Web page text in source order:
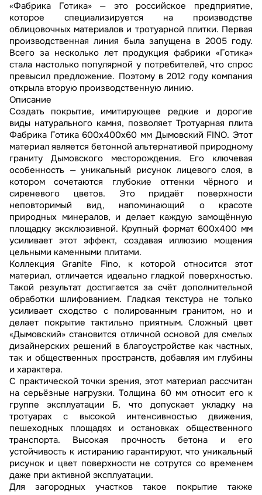
«Фабрика Готика» — это российское предприятие,
которое специализируется на производстве
облицовочных материалов и тротуарной плитки. Первая
производственная линия была запущена в 2005 году.
Всего за несколько лет продукция фабрики «Готика»
стала настолько популярной у потребителей, что спрос
превысил предложение. Поэтому в 2012 году компания
открыла вторую производственную линию.
Описание
Создать покрытие, имитирующее редкие и дорогие
виды натурального камня, позволяет Тротуарная плита
Фабрика Готика 600х400х60 мм Дымовский FINO. Этот
материал является бетонной альтернативой природному
граниту Дымовского месторождения. Его ключевая
особенность — уникальный рисунок лицевого слоя, в
котором сочетаются глубокие оттенки чёрного и
сиреневого цветов. Это придаёт поверхности
неповторимый вид, напоминающий о красоте
природных минералов, и делает каждую замощённую
площадку эксклюзивной. Крупный формат 600х400 мм
усиливает этот эффект, создавая иллюзию мощения
цельными каменными плитами.
Коллекция Granite Fino, к которой относится этот
материал, отличается идеально гладкой поверхностью.
Такой результат достигается за счёт дополнительной
обработки шлифованием. Гладкая текстура не только
усиливает сходство с полированным гранитом, но и
делает покрытие тактильно приятным. Сложный цвет
«Дымовский» становится отличной основой для смелых
дизайнерских решений в благоустройстве как частных,
так и общественных пространств, добавляя им глубины
и характера.
С практической точки зрения, этот материал рассчитан
на серьёзные нагрузки. Толщина 60 мм относит его к
группе эксплуатации Б, что допускает укладку на
тротуарах с высокой интенсивностью движения,
пешеходных площадях и остановках общественного
транспорта. Высокая прочность бетона и его
устойчивость к истиранию гарантируют, что уникальный
рисунок и цвет поверхности не сотрутся со временем
даже при активной эксплуатации.
Для загородных участков такое покрытие также